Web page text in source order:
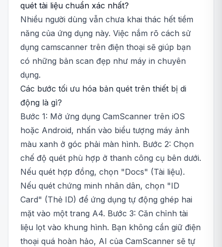
quét tài liệu chuẩn xác nhất?
Nhiều người dùng vẫn chưa khai thác hết tiềm
năng của ứng dụng này. Việc nắm rõ cách sử
dụng camscanner trên điện thoại sẽ giúp bạn
có những bản scan đẹp như máy in chuyên
dụng.
Các bước tối ưu hóa bản quét trên thiết bị di
động là gì?
Bước 1: Mở ứng dụng CamScanner trên iOS
hoặc Android, nhấn vào biểu tượng máy ảnh
màu xanh ở góc phải màn hình. Bước 2: Chọn
chế độ quét phù hợp ở thanh công cụ bên dưới.
Nếu quét hợp đồng, chọn "Docs" (Tài liệu).
Nếu quét chứng minh nhân dân, chọn "ID
Card" (Thẻ ID) để ứng dụng tự động ghép hai
mặt vào một trang A4. Bước 3: Căn chỉnh tài
liệu lọt vào khung hình. Bạn không cần giữ điện
thoại quá hoàn hảo, AI của CamScanner sẽ tự